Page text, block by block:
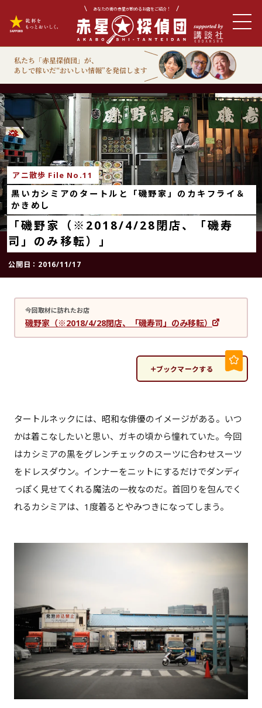
あなたの街の赤星が飲めるお店をご紹介！
私たち「赤星探偵団」が、
あしで稼いだ“おいしい情報”を発信します
アニ散歩 File No.11
黒いカシミアのタートルと「磯野家」のカキフライ＆
かきめし
「磯野家（※2018/4/28閉店、「磯寿
司」のみ移転）」
公開日： 2016/11/17
今回取材に訪れたお店
磯野家（※2018/4/28閉店、「磯寿司」のみ移転）
ブックマークする
タートルネックには、昭和な俳優のイメージがある。いつ
かは着こなしたいと思い、ガキの頃から憧れていた。今回
はカシミアの黒をグレンチェックのスーツに合わせスーツ
をドレスダウン。インナーをニットにするだけでダンディ
っぽく見せてくれる魔法の一枚なのだ。首回りを包んでく
れるカシミアは、1度着るとやみつきになってしまう。